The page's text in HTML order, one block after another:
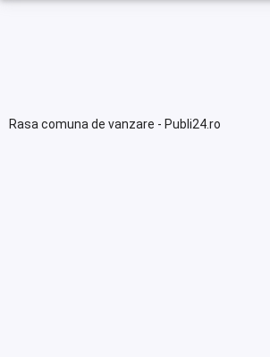
Rasa comuna de vanzare - Publi24.ro